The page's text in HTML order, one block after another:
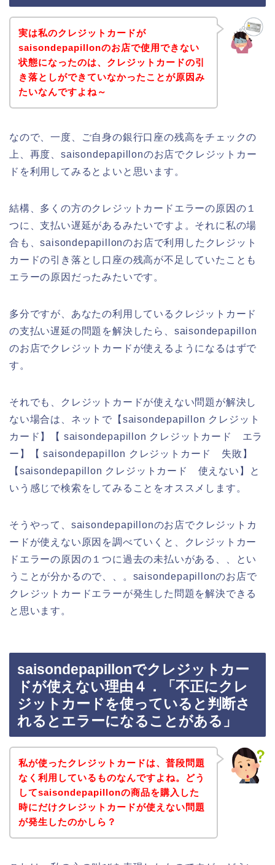
実は私のクレジットカードが
saisondepapillonのお店で使用できない
状態になったのは、クレジットカードの引
き落としができていなかったことが原因み
たいなんですよね～
なので、一度、ご自身の銀行口座の残高をチェックの
上、再度、saisondepapillonのお店でクレジットカー
ドを利用してみるとよいと思います。
結構、多くの方のクレジットカードエラーの原因の１
つに、支払い遅延があるみたいですよ。それに私の場
合も、saisondepapillonのお店で利用したクレジット
カードの引き落とし口座の残高が不足していたことも
エラーの原因だったみたいです。
多分ですが、あなたの利用しているクレジットカード
の支払い遅延の問題を解決したら、saisondepapillon
のお店でクレジットカードが使えるようになるはずで
す。
それでも、クレジットカードが使えない問題が解決し
ない場合は、ネットで【saisondepapillon クレジット
カード】【 saisondepapillon クレジットカード エラ
ー】【 saisondepapillon クレジットカード 失敗】
【saisondepapillon クレジットカード 使えない】と
いう感じで検索をしてみることをオススメします。
そうやって、saisondepapillonのお店でクレジットカ
ードが使えない原因を調べていくと、クレジットカー
ドエラーの原因の１つに過去の未払いがある、、とい
うことが分かるので、、。saisondepapillonのお店で
クレジットカードエラーが発生した問題を解決できる
と思います。
saisondepapillonでクレジットカー
ドが使えない理由４．「不正にクレ
ジットカードを使っていると判断さ
れるとエラーになることがある」
私が使ったクレジットカードは、普段問題
なく利用しているものなんですよね。どう
してsaisondepapillonの商品を購入した
時にだけクレジットカードが使えない問題
が発生したのかしら？